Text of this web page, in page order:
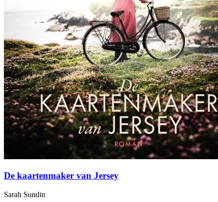
De kaartenmaker van Jersey
Sarah Sundin